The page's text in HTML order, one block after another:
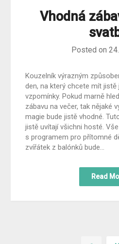
Vhodná
Posted on
Kouzelník výrazným
den, na který chcete mít jistě
vzpomínky. Pokud marně
zábavu na večer, tak nějaké
magie bude jistě vhodné.
jistě uvítají všichni hosté.
s programem pro přítomné
zvířátek z balónků bude…
Read